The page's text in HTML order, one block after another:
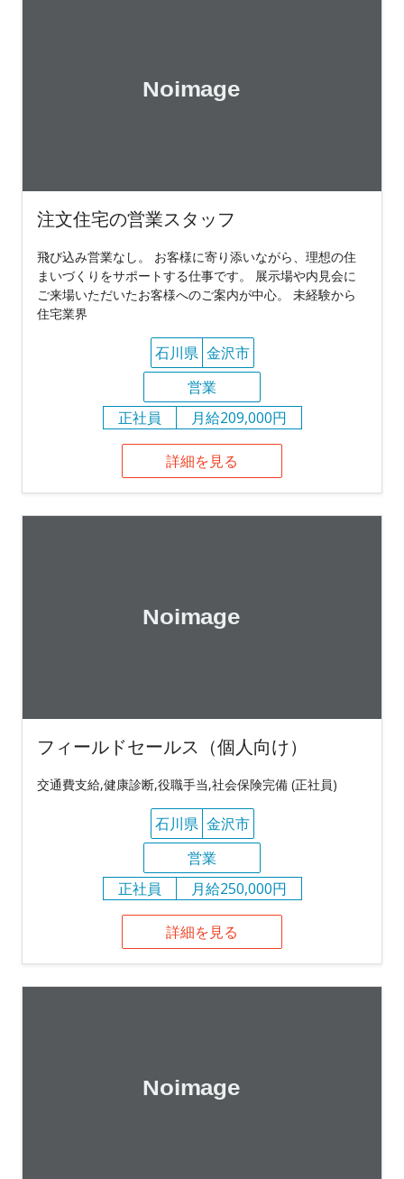
注文住宅の営業スタッフ
飛び込み営業なし。 お客様に寄り添いながら、理想の住
まいづくりをサポートする仕事です。 展示場や内見会に
ご来場いただいたお客様へのご案内が中心。 未経験から
住宅業界
石川県 金沢市
営業
正社員
月給209,000円
詳細を見る
フィールドセールス（個人向け）
交通費支給,健康診断,役職手当,社会保険完備 (正社員)
石川県 金沢市
営業
正社員
月給250,000円
詳細を見る